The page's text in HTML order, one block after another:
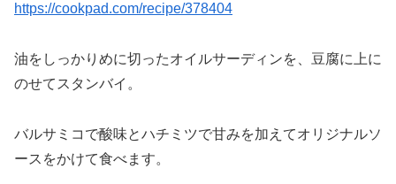
https://cookpad.com/recipe/378404
油をしっかりめに切ったオイルサーディンを、豆腐に上に
のせてスタンバイ。
バルサミコで酸味とハチミツで甘みを加えてオリジナルソ
ースをかけて食べます。